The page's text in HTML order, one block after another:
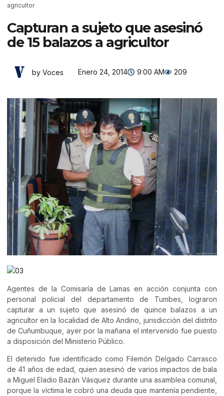
agricultor
Capturan a sujeto que asesinó
de 15 balazos a agricultor
by Voces Enero 24, 2014 9:00 AM 209
Agentes de la Comisaría de Lamas en acción conjunta con
personal policial del departamento de Tumbes, lograron
capturar a un sujeto que asesinó de quince balazos a un
agricultor en la localidad de Alto Andino, jurisdicción del distrito
de Cuñumbuque, ayer por la mañana el intervenido fue puesto
a disposición del Ministerio Público.
El detenido fue identificado como Filemón Delgado Carrasco
de 41 años de edad, quien asesinó de varios impactos de bala
a Miguel Eladio Bazán Vásquez durante una asamblea comunal,
porque la víctima le cobró una deuda que mantenía pendiente,